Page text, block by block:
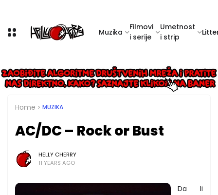
Muzika
Filmovi
i serije
Umetnost
i strip
Home MUZIKA
AC/DC – Rock or Bust
HELLY CHERRY
11 YEARS AGO
Da li